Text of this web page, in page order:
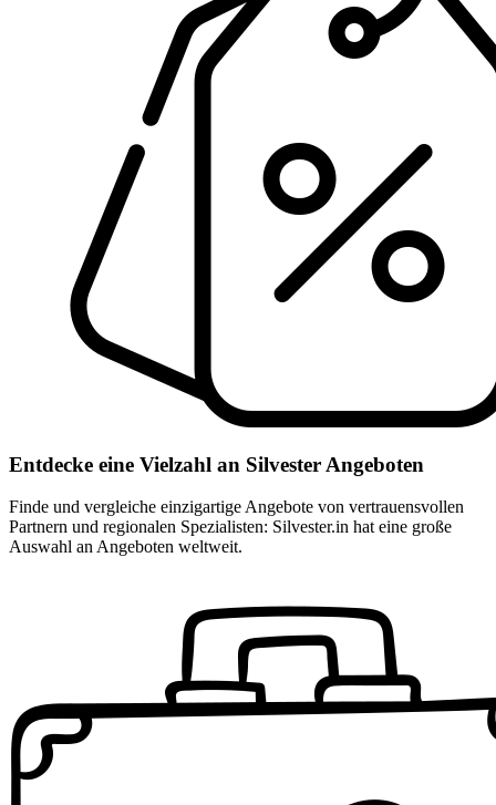
Entdecke eine Vielzahl an Silvester Angeboten
Finde und vergleiche einzigartige Angebote von vertrauensvollen
Partnern und regionalen Spezialisten: Silvester.in hat eine große
Auswahl an Angeboten weltweit.